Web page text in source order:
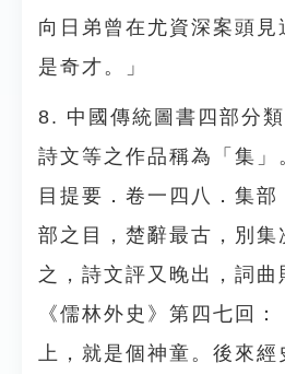
向日弟曾在尤資深案頭見
是奇才。」
8. 中國傳統圖書四部分
詩文等之作品稱為「集」
目提要．卷一四八．集
部之目，楚辭最古，別集
之，詩文評又晚出，詞曲
《儒林外史》第四七回
上，就是個神童。後來經